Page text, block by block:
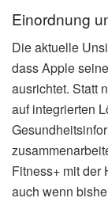
Einordnung
Die aktuelle
dass Apple
ausrichtet. Statt
auf integrierten
Fitness+ mit der
auch wenn